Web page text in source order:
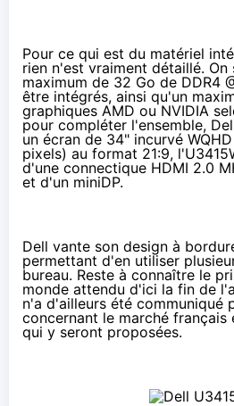
Pour ce qui est du matériel
rien n'est vraiment détaillé. On
maximum de 32 Go de DDR4
être intégrés, ainsi qu'un
graphiques AMD ou NVIDIA
pour compléter l'ensemble,
un écran de 34" incurvé
pixels) au format 21:9,
d'une connectique HDMI 2.0
et d'un miniDP.
Dell vante son design à
permettant d'en utiliser
bureau. Reste à connaître le
monde attendu d'ici la fin de
n'a d'ailleurs été communiqué
concernant le marché
qui y seront proposées.